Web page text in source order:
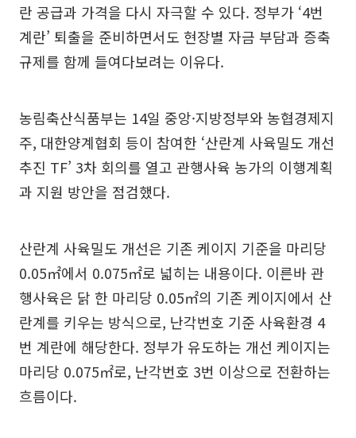
란 공급과 가격을 다시 자극할 수 있다. 정부가 ‘4번
계란’ 퇴출을 준비하면서도 현장별 자금 부담과 증축
규제를 함께 들여다보려는 이유다.
농림축산식품부는 14일 중앙·지방정부와 농협경제지
주, 대한양계협회 등이 참여한 ‘산란계 사육밀도 개선
추진 TF’ 3차 회의를 열고 관행사육 농가의 이행계획
과 지원 방안을 점검했다.
산란계 사육밀도 개선은 기존 케이지 기준을 마리당
0.05㎡에서 0.075㎡로 넓히는 내용이다. 이른바 관
행사육은 닭 한 마리당 0.05㎡의 기존 케이지에서 산
란계를 키우는 방식으로, 난각번호 기준 사육환경 4
번 계란에 해당한다. 정부가 유도하는 개선 케이지는
마리당 0.075㎡로, 난각번호 3번 이상으로 전환하는
흐름이다.